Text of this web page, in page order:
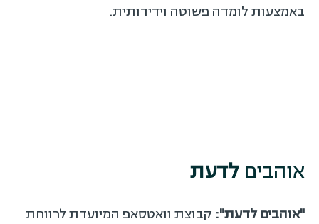
באמצעות לומדה פשוטה וידידותית.
אוהביםלדעת
"אוהבים לדעת": קבוצת וואטסאפ המיועדת לרווחת